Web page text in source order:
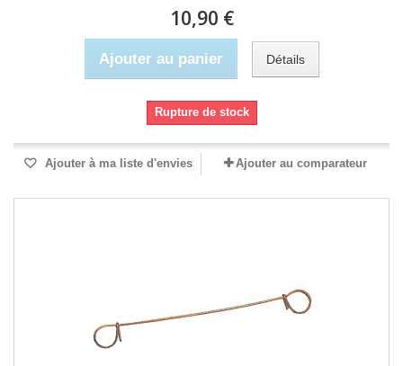
10,90 €
Ajouter au panier Détails
Rupture de stock
Ajouter à ma liste d'envies Ajouter au comparateur